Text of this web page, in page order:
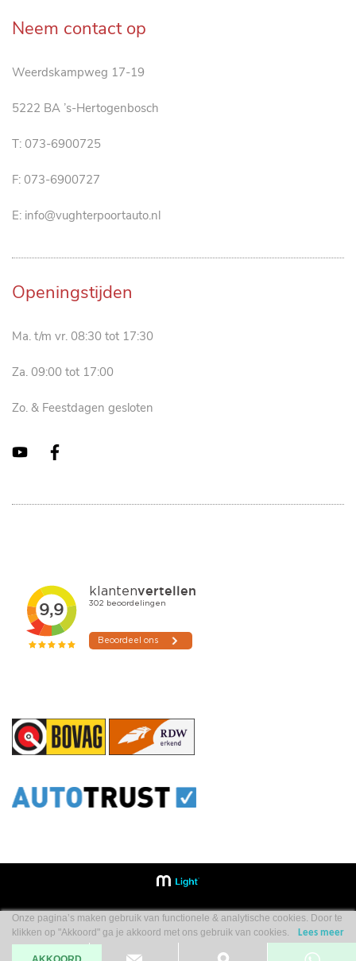
Neem contact op
Weerdskampweg 17-19
5222 BA ’s-Hertogenbosch
T: 073-6900725
F: 073-6900727
E: info@vughterpoortauto.nl
Openingstijden
Ma. t/m vr. 08:30 tot 17:30
Za. 09:00 tot 17:00
Zo. & Feestdagen gesloten
Onze pagina’s maken gebruik van functionele & analytische cookies. Door te
klikken op "Akkoord" ga je akkoord met ons gebruik van cookies.
Lees meer